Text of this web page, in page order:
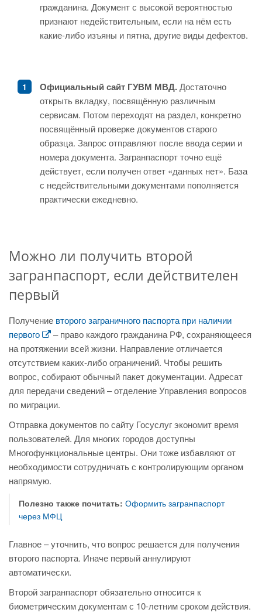
гражданина. Документ с высокой вероятностью
признают недействительным, если на нём есть
какие-либо изъяны и пятна, другие виды дефектов.
Официальный сайт ГУВМ МВД.Достаточно
открыть вкладку, посвящённую различным
сервисам. Потом переходят на раздел, конкретно
посвящённый проверке документов старого
образца. Запрос отправляют после ввода серии и
номера документа. Загранпаспорт точно ещё
действует, если получен ответ «данных нет». База
с недействительными документами пополняется
практически ежедневно.
Можно ли получить второй
загранпаспорт, если действителен
первый
Получение второго заграничного паспорта при наличии
первого
– право каждого гражданина РФ, сохраняющееся
на протяжении всей жизни. Направление отличается
отсутствием каких-либо ограничений. Чтобы решить
вопрос, собирают обычный пакет документации. Адресат
для передачи сведений – отделение Управления вопросов
по миграции.
Отправка документов по сайту Госуслуг экономит время
пользователей. Для многих городов доступны
Многофункциональные центры. Они тоже избавляют от
необходимости сотрудничать с контролирующим органом
напрямую.
Полезно также почитать: Оформить загранпаспорт
через МФЦ
Главное – уточнить, что вопрос решается для получения
второго паспорта. Иначе первый аннулируют
автоматически.
Второй загранпаспорт обязательно относится к
биометрическим документам с 10-летним сроком действия.